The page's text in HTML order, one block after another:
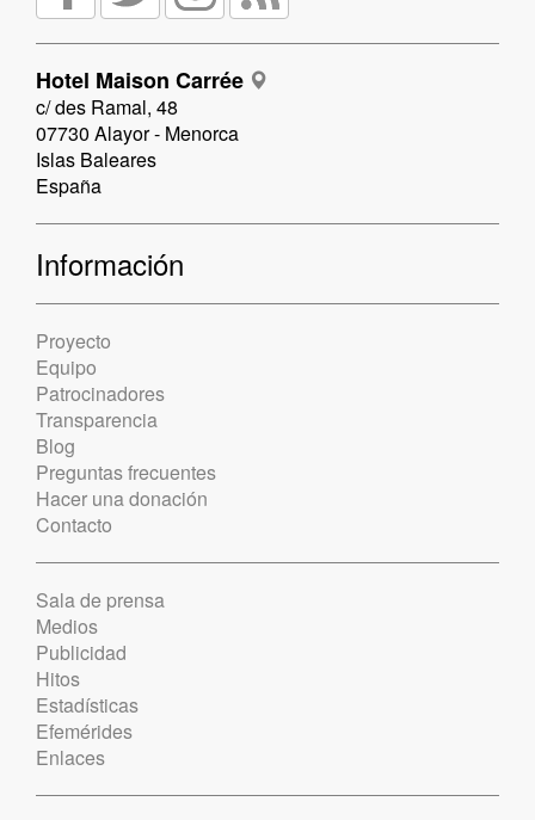
Hotel Maison Carrée
c/ des Ramal, 48
07730 Alayor - Menorca
Islas Baleares
España
Información
Proyecto
Equipo
Patrocinadores
Transparencia
Blog
Preguntas frecuentes
Hacer una donación
Contacto
Sala de prensa
Medios
Publicidad
Hitos
Estadísticas
Efemérides
Enlaces